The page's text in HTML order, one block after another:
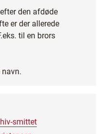
den afdøde
er der allerede
til en brors
smittet